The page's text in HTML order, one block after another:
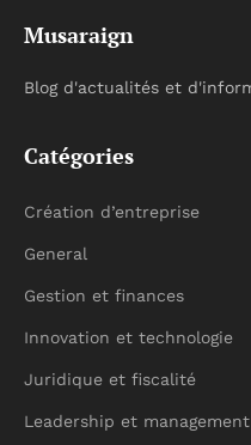
Musaraign
Blog d'actualités et
Catégories
Création d’entreprise
General
Gestion et finances
Innovation et technologie
Juridique et fiscalité
Leadership et management